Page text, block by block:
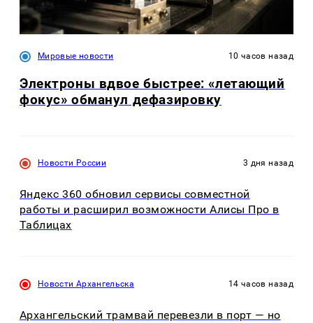
Мировые новости 10 часов назад
Электроны вдвое быстрее: «летающий
фокус» обманул дефазировку
Новости России 3 дня назад
Яндекс 360 обновил сервисы совместной
работы и расширил возможности Алисы Про в
Таблицах
Новости Архангельска 14 часов назад
Архангельский трамвай перевезли в порт — но